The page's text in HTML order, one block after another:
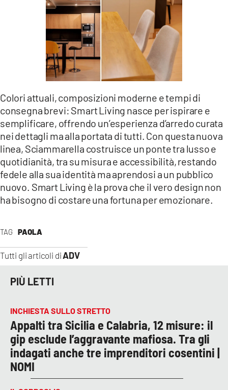
TAG PAOLA
Tutti gli articoli diADV
Colori attuali, composizioni moderne e tempi di
consegna brevi: Smart Living nasce per ispirare e
semplificare, offrendo un’esperienza d’arredo curata
nei dettagli ma alla portata di tutti. Con questa nuova
linea, Sciammarella costruisce un ponte tra lusso e
quotidianità, tra su misura e accessibilità, restando
fedele alla sua identità ma aprendosi a un pubblico
nuovo. Smart Living è la prova che il vero design non
ha bisogno di costare una fortuna per emozionare.
PIÙ LETTI
INCHIESTA SULLO STRETTO
Appalti tra Sicilia e Calabria, 12 misure: il
gip esclude l’aggravante mafiosa. Tra gli
indagati anche tre imprenditori cosentini |
NOMI